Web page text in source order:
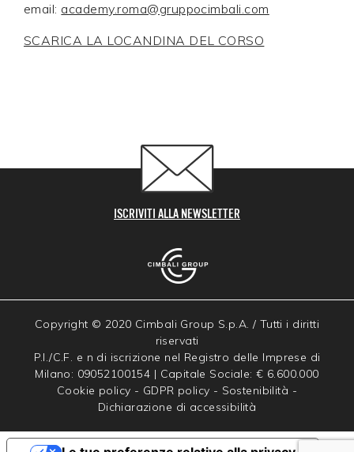
email: academy.roma@gruppocimbali.com
SCARICA LA LOCANDINA DEL CORSO
ISCRIVITI ALLA NEWSLETTER
Copyright © 2020 Cimbali Group S.p.A. / Tutti i diritti
riservati
P.I./C.F. e n di iscrizione nel Registro delle Imprese di
Milano: 09052100154 | Capitale Sociale: € 6.600.000
Cookie policy - GDPR policy - Sostenibilità -
Dichiarazione di accessibilità